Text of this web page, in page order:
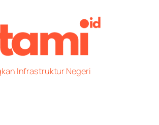
Infrastruktur Negeri